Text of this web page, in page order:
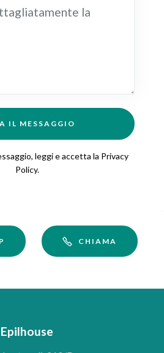
IL MESSAGGIO
leggi e accetta la Privacy
Policy.
CHIAMA
Epilhouse